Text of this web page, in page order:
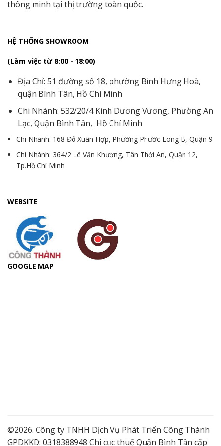
thông minh tại thị trường toàn quốc.
HỆ THỐNG SHOWROOM
(Làm việc từ 8:00 - 18:00)
Địa Chỉ: 51 đường số 18, phường Bình Hưng Hoà,
quận Bình Tân, Hồ Chí Minh
Chi Nhánh: 532/20/4 Kinh Dương Vương, Phường An
Lạc, Quận Bình Tân, Hồ Chí Minh
Chi Nhánh: 168 Đỗ Xuân Hợp, Phường Phước Long B, Quận 9
Chi Nhánh: 364/2 Lê Văn Khương, Tân Thới An, Quận 12,
Tp.Hồ Chí Minh
WEBSITE
GOOGLE MAP
©2026. Công ty TNHH Dịch Vụ Phát Triển Công Thành
GPDKKD: 0318388948 Chi cục thuế Quận Bình Tân cấp